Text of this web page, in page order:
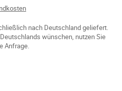
nach Deutschland geliefert.
wünschen, nutzen Sie
Anfrage.